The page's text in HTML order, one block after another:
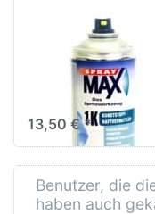
SprayMax
Haftvermittler
400ml
13,50 € *
Benutzer, die
haben auch